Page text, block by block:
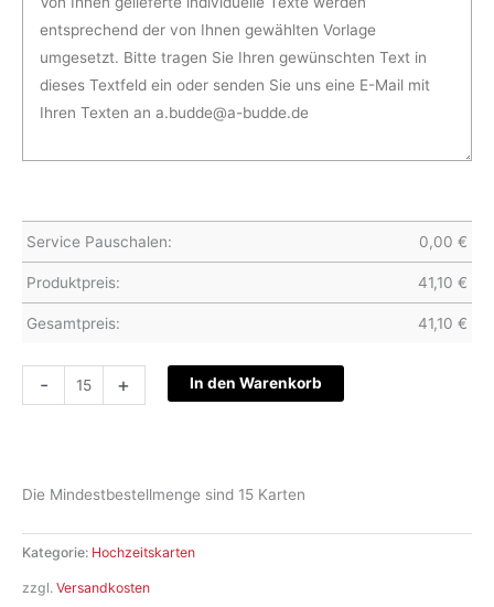
Service Pauschalen: 0,00 €
Produktpreis: 41,10 €
Gesamtpreis: 41,10 €
-
Hochzeitskarte
S15-
+ In den Warenkorb
Die Mindestbestellmenge sind 15 Karten
Kategorie: Hochzeitskarten
zzgl. Versandkosten